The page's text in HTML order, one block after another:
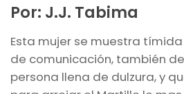
Por: J.J. Tabima
Esta mujer se muestra
de comunicación, también
persona llena de dulzura, y